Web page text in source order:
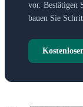
vor. Bestätigen
bauen Sie